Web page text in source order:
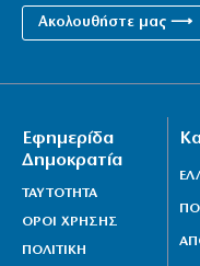
Ακολουθήστε μας ⟶
Εφημερίδα
Δημοκρατία
ΤΑΥΤΟΤΗΤΑ
ΟΡΟΙ ΧΡΗΣΗΣ
ΠΟΛΙΤΙΚΗ